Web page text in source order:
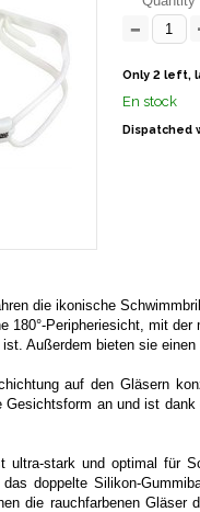
Only 2 left,
En stock
Dispatched
die ikonische
180°-Peripheriesicht, mit
Außerdem bieten sie
auf den Gläsern
an und ist
ultra-stark und optimal für
doppelte Silikon-
die rauchfarbenen